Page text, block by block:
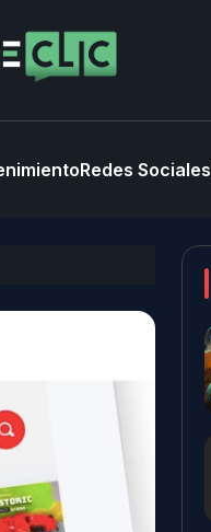
Redes Sociales